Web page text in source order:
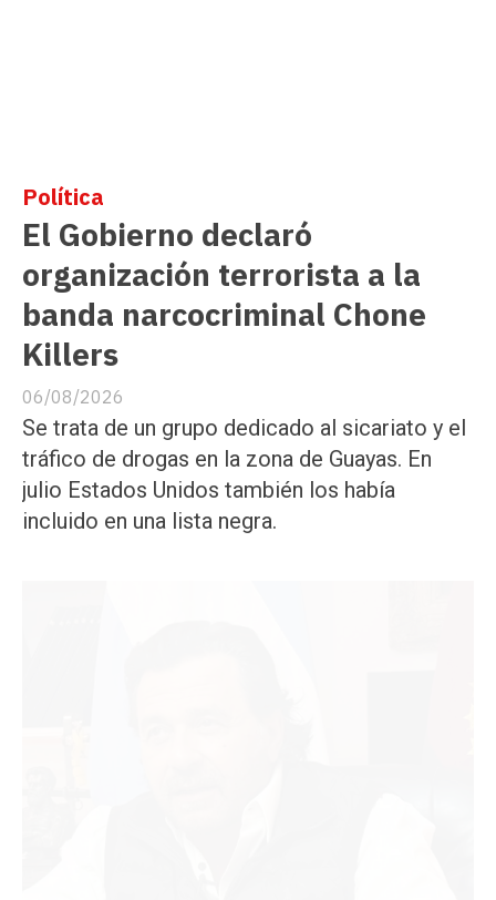
El Gobierno declaró
organización terrorista a la
banda narcocriminal Chone
Killers
Política
06/08/2026
Se trata de un grupo dedicado al sicariato y el
tráfico de drogas en la zona de Guayas. En
julio Estados Unidos también los había
incluido en una lista negra.